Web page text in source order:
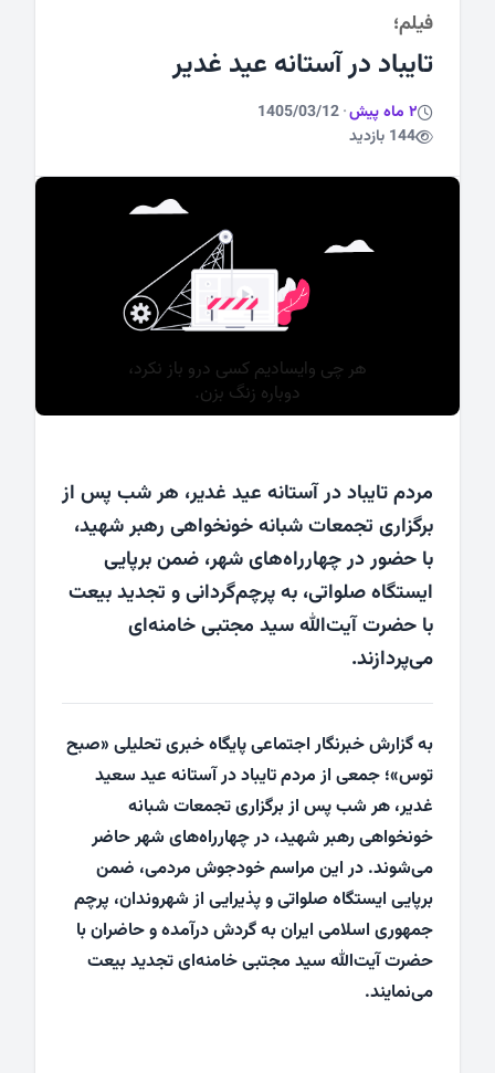
ورزشی
فیلم؛
تایباد در آستانه عید غدیر
2 ماه پیش ·
1405/03/12
144 بازدید
مردم تایباد در آستانه عید غدیر، هر شب پس از
برگزاری تجمعات شبانه خونخواهی رهبر شهید،
با حضور در چهارراه‌های شهر، ضمن برپایی
ایستگاه صلواتی، به پرچم‌گردانی و تجدید بیعت
با حضرت آیت‌الله سید مجتبی خامنه‌ای
می‌پردازند.
به گزارش خبرنگار اجتماعی پایگاه خبری تحلیلی «صبح
توس»؛ جمعی از مردم تایباد در آستانه عید سعید
غدیر، هر شب پس از برگزاری تجمعات شبانه
خونخواهی رهبر شهید، در چهارراه‌های شهر حاضر
می‌شوند. در این مراسم خودجوش مردمی، ضمن
برپایی ایستگاه صلواتی و پذیرایی از شهروندان، پرچم
جمهوری اسلامی ایران به گردش درآمده و حاضران با
حضرت آیت‌الله سید مجتبی خامنه‌ای تجدید بیعت
می‌نمایند.